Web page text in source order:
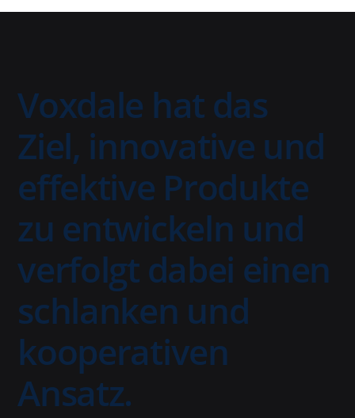
Voxdale hat das
Ziel, innovative und
effektive Produkte
zu entwickeln und
verfolgt dabei einen
schlanken und
kooperativen
Ansatz.